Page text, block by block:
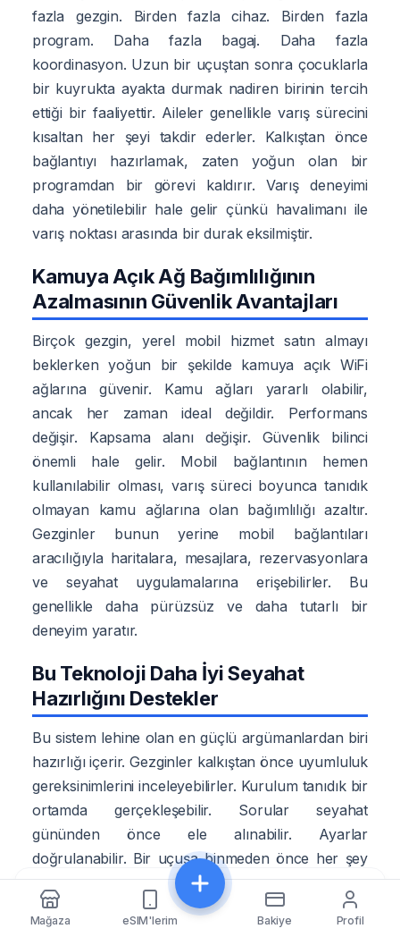
fazla gezgin. Birden fazla cihaz. Birden fazla
program. Daha fazla bagaj. Daha fazla
koordinasyon. Uzun bir uçuştan sonra çocuklarla
bir kuyrukta ayakta durmak nadiren birinin tercih
ettiği bir faaliyettir. Aileler genellikle varış sürecini
kısaltan her şeyi takdir ederler. Kalkıştan önce
bağlantıyı hazırlamak, zaten yoğun olan bir
programdan bir görevi kaldırır. Varış deneyimi
daha yönetilebilir hale gelir çünkü havalimanı ile
varış noktası arasında bir durak eksilmiştir.
Kamuya Açık Ağ Bağımlılığının
Azalmasının Güvenlik Avantajları
Birçok gezgin, yerel mobil hizmet satın almayı
beklerken yoğun bir şekilde kamuya açık WiFi
ağlarına güvenir. Kamu ağları yararlı olabilir,
ancak her zaman ideal değildir. Performans
değişir. Kapsama alanı değişir. Güvenlik bilinci
önemli hale gelir. Mobil bağlantının hemen
kullanılabilir olması, varış süreci boyunca tanıdık
olmayan kamu ağlarına olan bağımlılığı azaltır.
Gezginler bunun yerine mobil bağlantıları
aracılığıyla haritalara, mesajlara, rezervasyonlara
ve seyahat uygulamalarına erişebilirler. Bu
genellikle daha pürüzsüz ve daha tutarlı bir
deneyim yaratır.
Bu Teknoloji Daha İyi Seyahat
Hazırlığını Destekler
Bu sistem lehine olan en güçlü argümanlardan biri
hazırlığı içerir. Gezginler kalkıştan önce uyumluluk
gereksinimlerini inceleyebilirler. Kurulum tanıdık bir
ortamda gerçekleşebilir. Sorular seyahat
gününden önce ele alınabilir. Ayarlar
doğrulanabilir. Bir uçuşa binmeden önce her şey
test edilebilir. Bu yaklaşım, iniş yaptıktan sonra
kalabalık bir havalimanında ayakta dururken
bağlantı ihtiyaçlarını çözmeye çalışmakla keskin
Paylaş
Mağaza eSIM'lerim Bakiye Profil